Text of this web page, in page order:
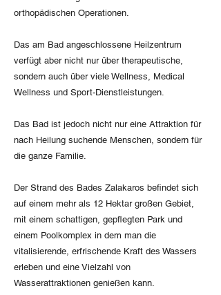
orthopädischen Operationen.
Das am Bad angeschlossene Heilzentrum
verfügt aber nicht nur über therapeutische,
sondern auch über viele Wellness, Medical
Wellness und Sport-Dienstleistungen.
Das Bad ist jedoch nicht nur eine Attraktion für
nach Heilung suchende Menschen, sondern für
die ganze Familie.
Der Strand des Bades Zalakaros befindet sich
auf einem mehr als 12 Hektar großen Gebiet,
mit einem schattigen, gepflegten Park und
einem Poolkomplex in dem man die
vitalisierende, erfrischende Kraft des Wassers
erleben und eine Vielzahl von
Wasserattraktionen genießen kann.